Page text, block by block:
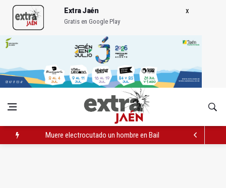
Extra Jaén
Gratis en Google Play
Muere electrocutado un hombre en Bailén en una torre